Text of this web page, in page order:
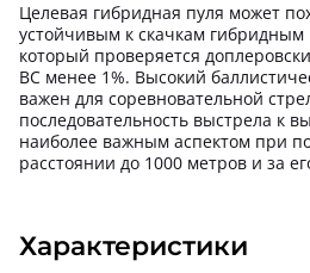
Целевая гибридная пуля может
устойчивым к скачкам
который проверяется
BC менее 1%. Высокий
важен для соревновательной
последовательность выстрела к
наиболее важным аспектом при
расстоянии до 1000 метров и за
Характеристики